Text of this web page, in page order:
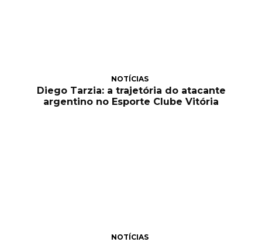
NOTÍCIAS
Diego Tarzia: a trajetória do atacante
argentino no Esporte Clube Vitória
NOTÍCIAS